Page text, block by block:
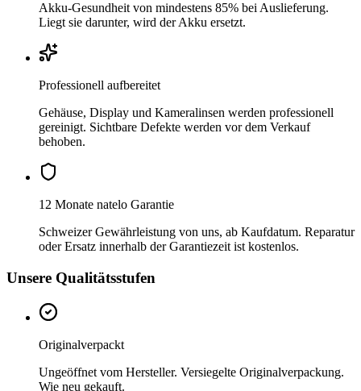
Akku-Gesundheit von mindestens 85% bei Auslieferung.
Liegt sie darunter, wird der Akku ersetzt.
Professionell aufbereitet
Gehäuse, Display und Kameralinsen werden professionell
gereinigt. Sichtbare Defekte werden vor dem Verkauf
behoben.
12 Monate natelo Garantie
Schweizer Gewährleistung von uns, ab Kaufdatum. Reparatur
oder Ersatz innerhalb der Garantiezeit ist kostenlos.
Unsere Qualitätsstufen
Originalverpackt
Ungeöffnet vom Hersteller. Versiegelte Originalverpackung.
Wie neu gekauft.